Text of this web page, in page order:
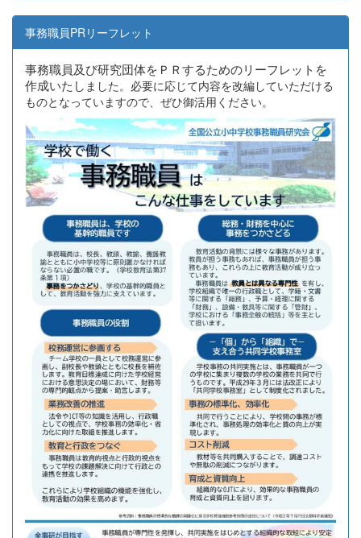
事務職員PRリーフレット
事務職員及び研究団体をＰＲするためのリーフレットを
作成いたし ました。必要に応じて内容を改編していただける
ものとなっていますので、ぜひ御活用ください。